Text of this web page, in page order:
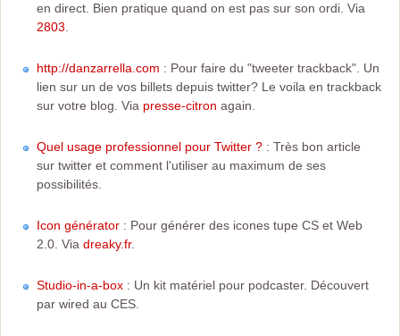
en direct. Bien pratique quand on est pas sur son ordi. Via
2803
http://danzarrella.com : Pour faire du "tweeter trackback". Un
lien sur un de vos billets depuis twitter? Le voila en trackback
sur votre blog. Via presse-citron again.
Quel usage professionnel pour Twitter ? : Très bon article
sur twitter et comment l'utiliser au maximum de ses
possibilités.
Icon générator : Pour générer des icones tupe CS et Web
2.0. Via dreaky.fr.
Studio-in-a-box : Un kit matériel pour podcaster. Découvert
par wired au CES.